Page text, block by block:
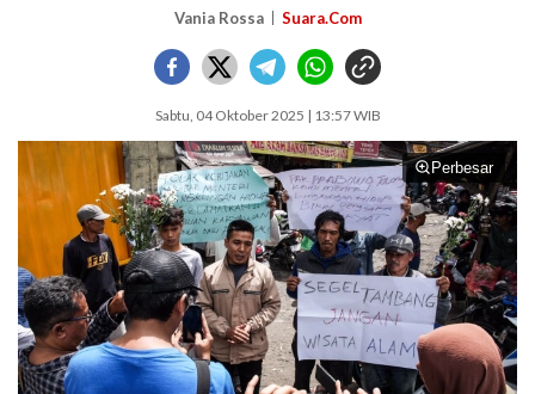
Vania Rossa Suara.Com
Sabtu, 04 Oktober 2025 | 13:57 WIB
Perbesar